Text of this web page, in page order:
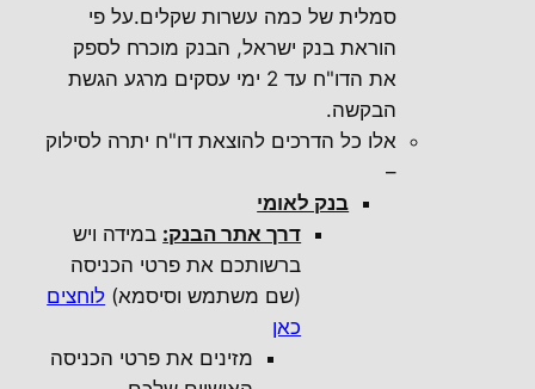
סמלית של כמה עשרות שקלים.על פי
הוראת בנק ישראל, הבנק מוכרח לספק
את הדו"ח עד 2 ימי עסקים מרגע הגשת
הבקשה.
אלו כל הדרכים להוצאת דו"ח יתרה לסילוק
–
בנק לאומי
דרך אתר הבנק: במידה ויש
ברשותכם את פרטי הכניסה
(שם משתמש וסיסמא) לוחצים
כאן
מזינים את פרטי הכניסה